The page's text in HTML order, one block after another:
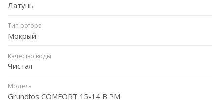
Латунь
Тип ротора
Мокрый
Качество воды
Чистая
Модель
Grundfos COMFORT 15-14 B PM